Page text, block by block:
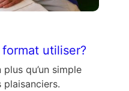
utiliser?
qu’un simple